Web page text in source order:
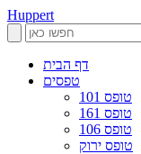
Huppert
דף הבית
טפסים
טופס 101
טופס 161
טופס 106
טופס ירוק